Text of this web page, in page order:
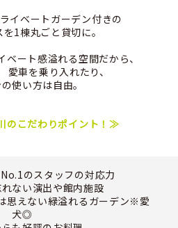
イベートガーデン付きの
1棟丸ごと貸切に。
ート感溢れる空間だから、
愛車を乗り入れたり、
使い方は自由。
のこだわりポイント！≫
のスタッフの対応力
れない演出や館内施設
思えない緑溢れるガーデン※愛
犬◎